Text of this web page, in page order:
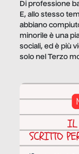
Di professione
E, allo stesso
abbiano
minorile è una
sociali, ed è più
solo nel Terzo